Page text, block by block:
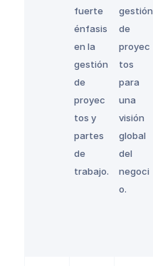
fuerte
énfasis
en la
gestión
de
proyec
tos y
partes
de
trabajo.
gestión
de
proyec
tos
para
una
visión
global
del
negoci
o.